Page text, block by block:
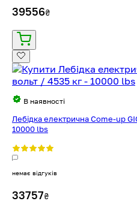
39556₴
В наявності
Лебідка електрична Come-up
10000 lbs
немає відгуків
33757₴